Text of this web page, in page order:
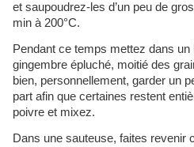
et saupoudrez-les d’un peu de
min à 200°C.
Pendant ce temps mettez dans un
gingembre épluché, moitié des
bien, personnellement, garder un
part afin que certaines restent
poivre et mixez.
Dans une sauteuse, faites revenir